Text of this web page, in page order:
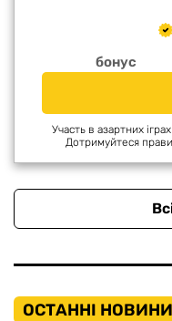
бонус
Участь в азартних
Дотримуйтеся
ОСТАННІ НОВИНИ